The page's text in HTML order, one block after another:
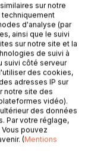
offre la
inconnu de
complète que
à un
qualité mise en
sur notre
d'analyse (par
ainsi que le suivi
sur notre site et la
de suivi à
suivi côté serveur
des cookies,
adresses IP sur
notre site des
vidéo).
des données
Par votre réglage,
pouvez
(Mentions